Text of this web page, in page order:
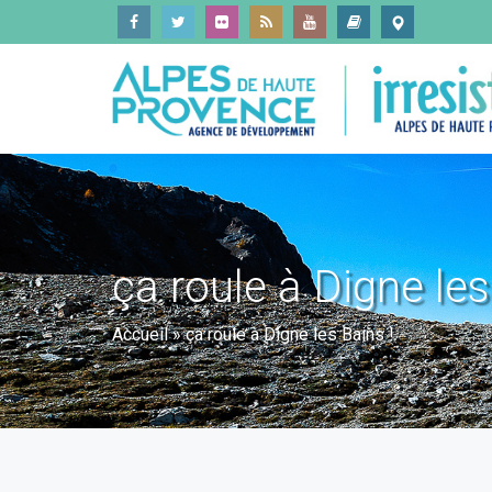
ça roule à Digne
Accueil»ça roule à Digne les Bains !